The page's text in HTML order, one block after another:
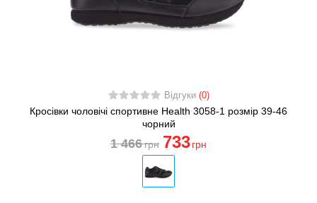
Відгуки (0)
Кросівки чоловічі спортивне Health 3058-1 розмір 39-46
чорний
1 466грн 733 грн